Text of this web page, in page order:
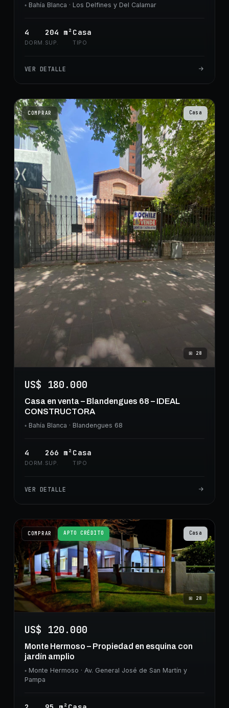
◦ Bahía Blanca · Los Delfines y Del Calamar
4
DORM.
204 m²
SUP.
Casa
TIPO
VER DETALLE
COMPRAR Casa
⊞ 28
US$ 180.000
Casa en venta – Blandengues 68 – IDEAL
CONSTRUCTORA
◦ Bahía Blanca · Blandengues 68
4
DORM.
266 m²
SUP.
Casa
TIPO
VER DETALLE
COMPRAR APTO CRÉDITO Casa
⊞ 28
US$ 120.000
Monte Hermoso – Propiedad en esquina con
jardín amplio
◦ Monte Hermoso · Av. General José de San Martín y
Pampa